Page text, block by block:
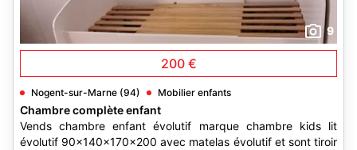
9
200 €
Nogent-sur-Marne (94) Mobilier enfants
Chambre complète enfant
Vends chambre enfant évolutif marque chambre kids lit
évolutif 90x140x170x200 avec matelas évolutif et sont tiroir